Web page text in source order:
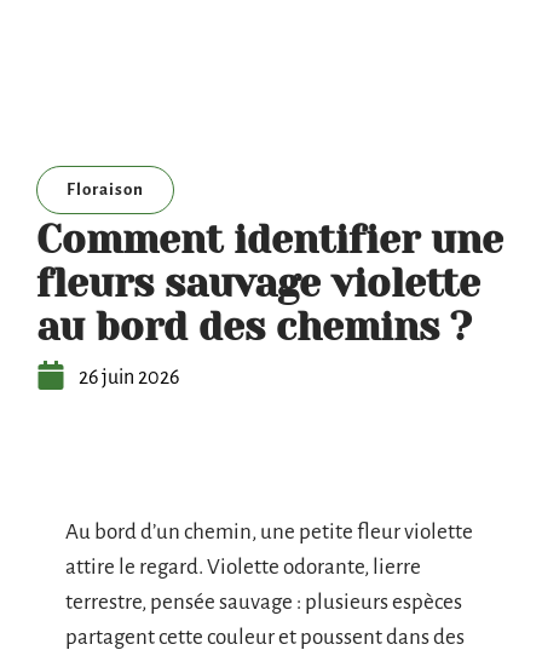
Floraison
Comment identifier une
fleurs sauvage violette
au bord des chemins ?
26 juin 2026
Au bord d’un chemin, une petite fleur violette
attire le regard. Violette odorante, lierre
terrestre, pensée sauvage : plusieurs espèces
partagent cette couleur et poussent dans des